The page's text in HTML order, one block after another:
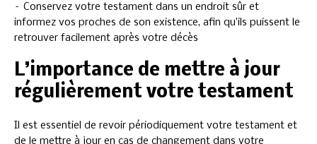
– Conservez votre testament dans un endroit sûr et
informez vos proches de son existence, afin qu’ils puissent le
retrouver facilement après votre décès
L’importance de mettre à jour
régulièrement votre testament
Il est essentiel de revoir périodiquement votre testament et
de le mettre à jour en cas de changement dans votre